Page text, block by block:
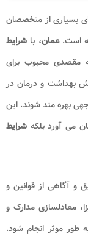
بسیاری از متخصصان
است.عمان، با شرایط
مقصدی محبوب برای
بهداشت و درمان در
بهره مند شوند. این
می آورد بلکه شرایط
و آگاهی از قوانین و
معادلسازی مدارک و
طور موثر انجام شود.